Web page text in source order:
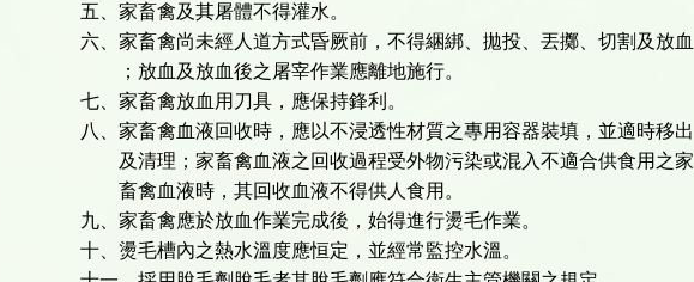
五、家畜禽及其屠體不得灌水。
六、家畜禽尚未經人道方式昏厥前，不得綑綁、拋投、丟擲、切割及放血
；放血及放血後之屠宰作業應離地施行。
七、家畜禽放血用刀具，應保持鋒利。
八、家畜禽血液回收時，應以不浸透性材質之專用容器裝填，並適時移出
及清理；家畜禽血液之回收過程受外物污染或混入不適合供食用之家
畜禽血液時，其回收血液不得供人食用。
九、家畜禽應於放血作業完成後，始得進行燙毛作業。
十、燙毛槽內之熱水溫度應恒定，並經常監控水溫。